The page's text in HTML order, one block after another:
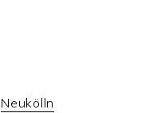
Neukölln